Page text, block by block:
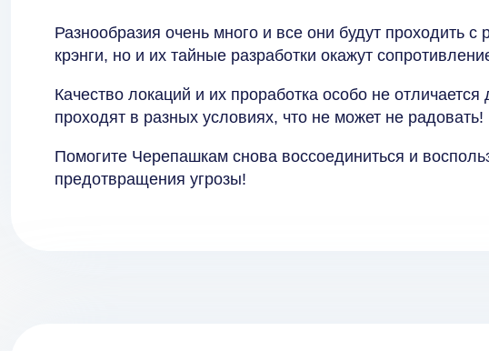
Разнообразия очень много и все они будут проходить
крэнги, но и их тайные разработки окажут
Качество локаций и их проработка особо не отличается
проходят в разных условиях, что не может не радовать!
Помогите Черепашкам снова воссоединиться и
предотвращения угрозы!